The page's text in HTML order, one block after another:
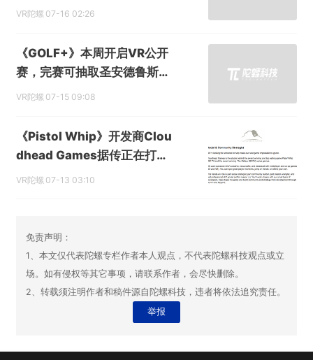
打折
VR陀螺 07-16 02:26
《GOLF+》本周开启VR公开
赛，完赛可抽取圣安德鲁斯VI
P观赛之旅
VR陀螺 07-15 09:08
《Pistol Whip》开发商Clou
dhead Games据传正在打造
一款多人联机VR游戏
VR陀螺 07-13 03:10
免责声明：
1、本文仅代表陀螺专栏作者本人观点，不代表陀螺科技观点或立
场。如有侵权等其它事项，请联系作者，会尽快删除。
2、转载须注明作者和稿件源自陀螺科技，违者将依法追究责任。
举报